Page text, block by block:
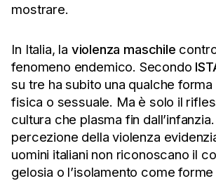
mostrare.
In Italia, la violenza maschile
fenomeno endemico. Secondo
su tre ha subito una qualche forma
fisica o sessuale. Ma è solo il
cultura che plasma fin
percezione della violenza
uomini italiani non riconoscano il
gelosia o l’isolamento come